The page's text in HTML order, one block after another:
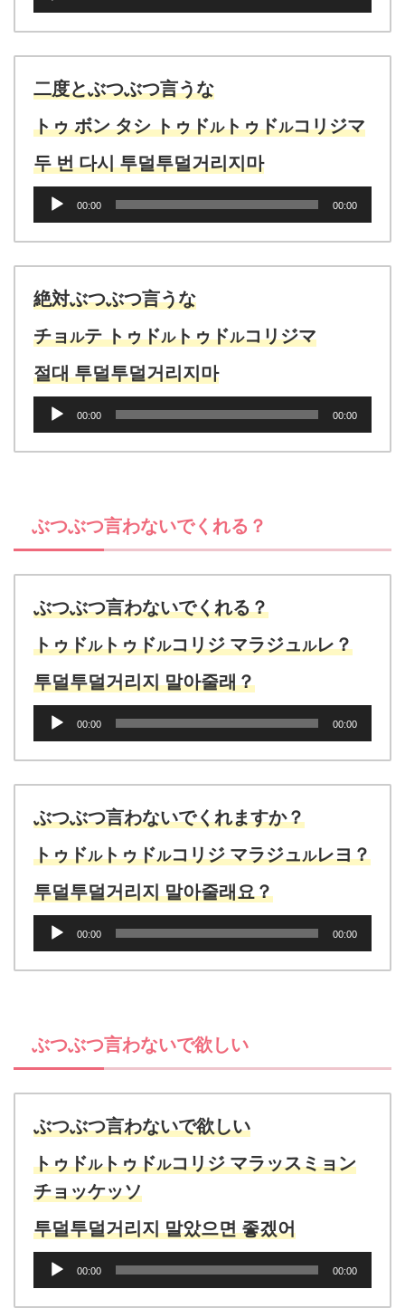
ヤ
ー
二度とぶつぶつ言うな
トゥ ボン タシ トゥドルトゥドルコリジマ
두 번 다시 투덜투덜거리지마
ヤ
ー
00:00 00:00
絶対ぶつぶつ言うな
チョルテ トゥドルトゥドルコリジマ
절대 투덜투덜거리지마
ー
00:00 00:00
ぶつぶつ言わないでくれる？
ぶつぶつ言わないでくれる？
トゥドルトゥドルコリジ マラジュルレ？
투덜투덜거리지 말아줄래？
ヤ
ー
00:00 00:00
ぶつぶつ言わないでくれますか？
トゥドルトゥドルコリジ マラジュルレヨ？
투덜투덜거리지 말아줄래요？
ー
00:00 00:00
ぶつぶつ言わないで欲しい
ぶつぶつ言わないで欲しい
トゥドルトゥドルコリジ マラッスミョン
チョッケッソ
투덜투덜거리지 말았으면 좋겠어
00:00 00:00